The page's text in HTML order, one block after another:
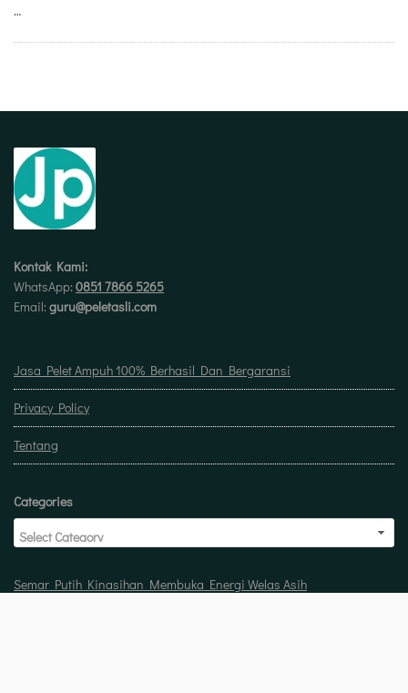
…
Kontak Kami:
WhatsApp: 0851 7866 5265
Email: guru@peletasli.com
Jasa Pelet Ampuh 100% Berhasil Dan Bergaransi
Privacy Policy
Tentang
Categories
Semar Putih Kinasihan Membuka Energi Welas Asih